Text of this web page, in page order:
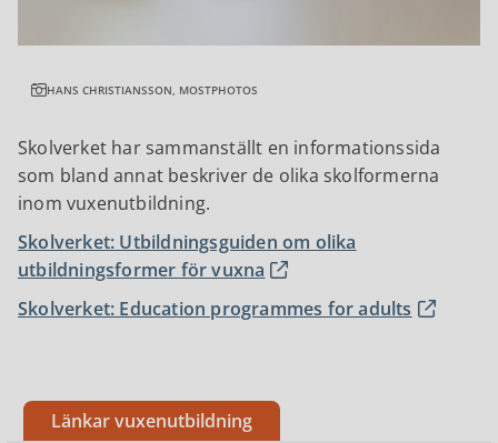
HANS CHRISTIANSSON, MOSTPHOTOS
Skolverket har sammanställt en informationssida
som bland annat beskriver de olika skolformerna
inom vuxenutbildning.
Skolverket: Utbildningsguiden om olika
utbildningsformer för vuxna
Skolverket: Education programmes for adults
Länkar vuxenutbildning